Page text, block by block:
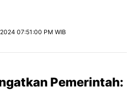
07:51:00 PM WIB
Pemerintah: